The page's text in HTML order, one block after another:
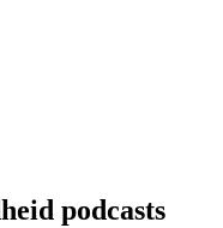
podcasts